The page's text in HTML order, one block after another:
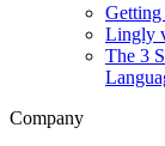
Lingly
The 3
Company